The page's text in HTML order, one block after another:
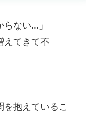
ない…」
えてきて不
抱えているこ